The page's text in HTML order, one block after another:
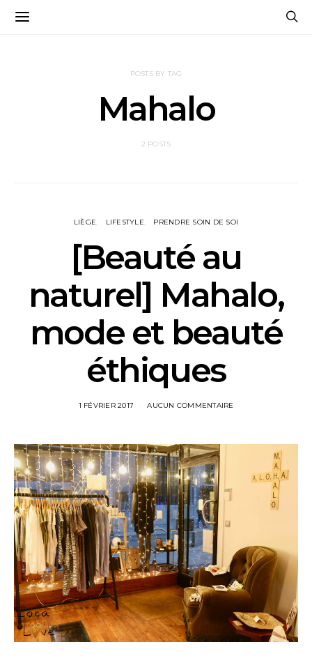
POSTS BY TAG
Mahalo
2 POSTS
LIÈGE LIFESTYLE PRENDRE SOIN DE SOI
[Beauté au
naturel] Mahalo,
mode et beauté
éthiques
1 FÉVRIER 2017 AUCUN COMMENTAIRE